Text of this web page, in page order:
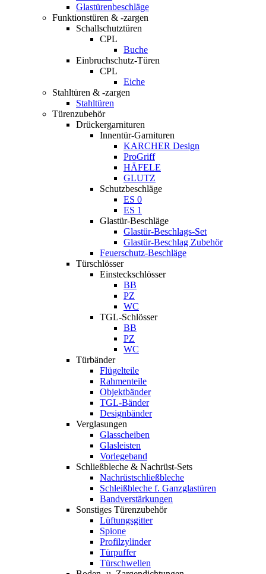
Glastürenbeschläge
Funktionstüren & -zargen
Schallschutztüren
CPL
Buche
Einbruchschutz-Türen
CPL
Eiche
Stahltüren & -zargen
Stahltüren
Türenzubehör
Drückergarnituren
Innentür-Garnituren
KARCHER Design
ProGriff
HÄFELE
GLUTZ
Schutzbeschläge
ES 0
ES 1
Glastür-Beschläge
Glastür-Beschlags-Set
Glastür-Beschlag Zubehör
Feuerschutz-Beschläge
Türschlösser
Einsteckschlösser
BB
PZ
WC
TGL-Schlösser
BB
PZ
WC
Türbänder
Flügelteile
Rahmenteile
Objektbänder
TGL-Bänder
Designbänder
Verglasungen
Glasscheiben
Glasleisten
Vorlegeband
Schließbleche & Nachrüst-Sets
Nachrüstschließbleche
Schleißbleche f. Ganzglastüren
Bandverstärkungen
Sonstiges Türenzubehör
Lüftungsgitter
Spione
Profilzylinder
Türpuffer
Türschwellen